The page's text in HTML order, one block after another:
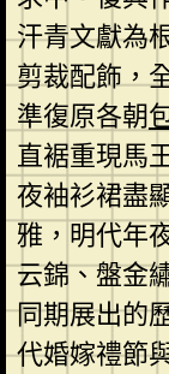
汗青文獻為
剪裁配飾，
準復原各朝
直裾重現馬
夜袖衫裙盡
雅，明代年
云錦、盤金
同期展出的
代婚嫁禮節